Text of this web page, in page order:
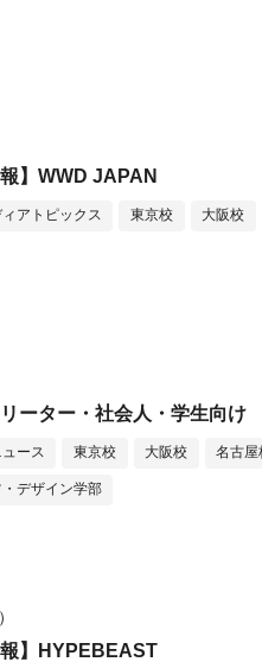
】WWD JAPAN
ィアトピックス 東京校 大阪校
ーター・社会人・学生向け
ュース 東京校 大阪校 名古屋
デザイン学部
報】HYPEBEAST